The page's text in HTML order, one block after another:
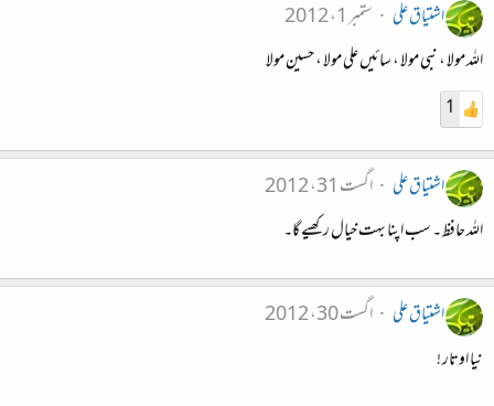
اشتیاق علی
ستمبر 1، 2012
اللہ مولا ، نبی مولا ، سائیں علی مولا ، حسین مولا
1
اشتیاق علی
اگست 31، 2012
اللہ حافظ ۔ سب اپنا بہت خیال رکھیے گا۔
اشتیاق علی
اگست 30، 2012
نیا اوتار !